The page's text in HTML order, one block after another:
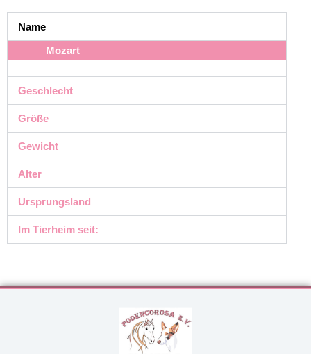
Name
Mozart
Geschlecht
Größe
Gewicht
Alter
Ursprungsland
Im Tierheim seit: